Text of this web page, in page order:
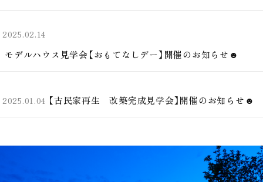
2025.02.14
モデルハウス見学会【おもてなしデー】開催のお知らせ☻
2025.01.04 【古民家再生 改築完成見学会】開催のお知らせ☻